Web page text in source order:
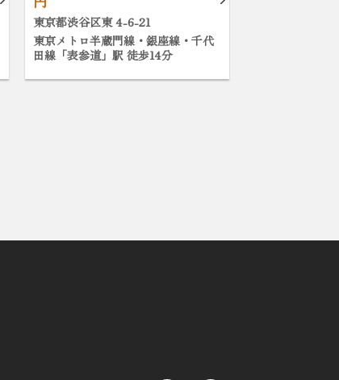
東京都渋谷区東 4-6-21
東京メトロ半蔵門線・銀座線・千代
田線「表参道」駅 徒歩14分